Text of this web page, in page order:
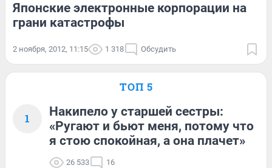
Японские электронные корпорации на
грани катастрофы
2 ноября, 2012, 11:15 1 318 Обсудить
ТОП 5
1
Накипело у старшей сестры:
«Ругают и бьют меня, потому что
я стою спокойная, а она плачет»
26 533 16